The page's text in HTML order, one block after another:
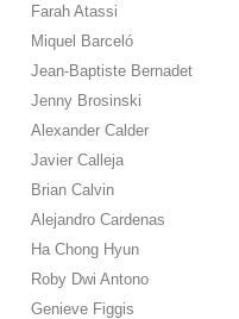
Farah Atassi
Miquel Barceló
Jean-Baptiste Bernadet
Jenny Brosinski
Alexander Calder
Javier Calleja
Brian Calvin
Alejandro Cardenas
Ha Chong Hyun
Roby Dwi Antono
Genieve Figgis